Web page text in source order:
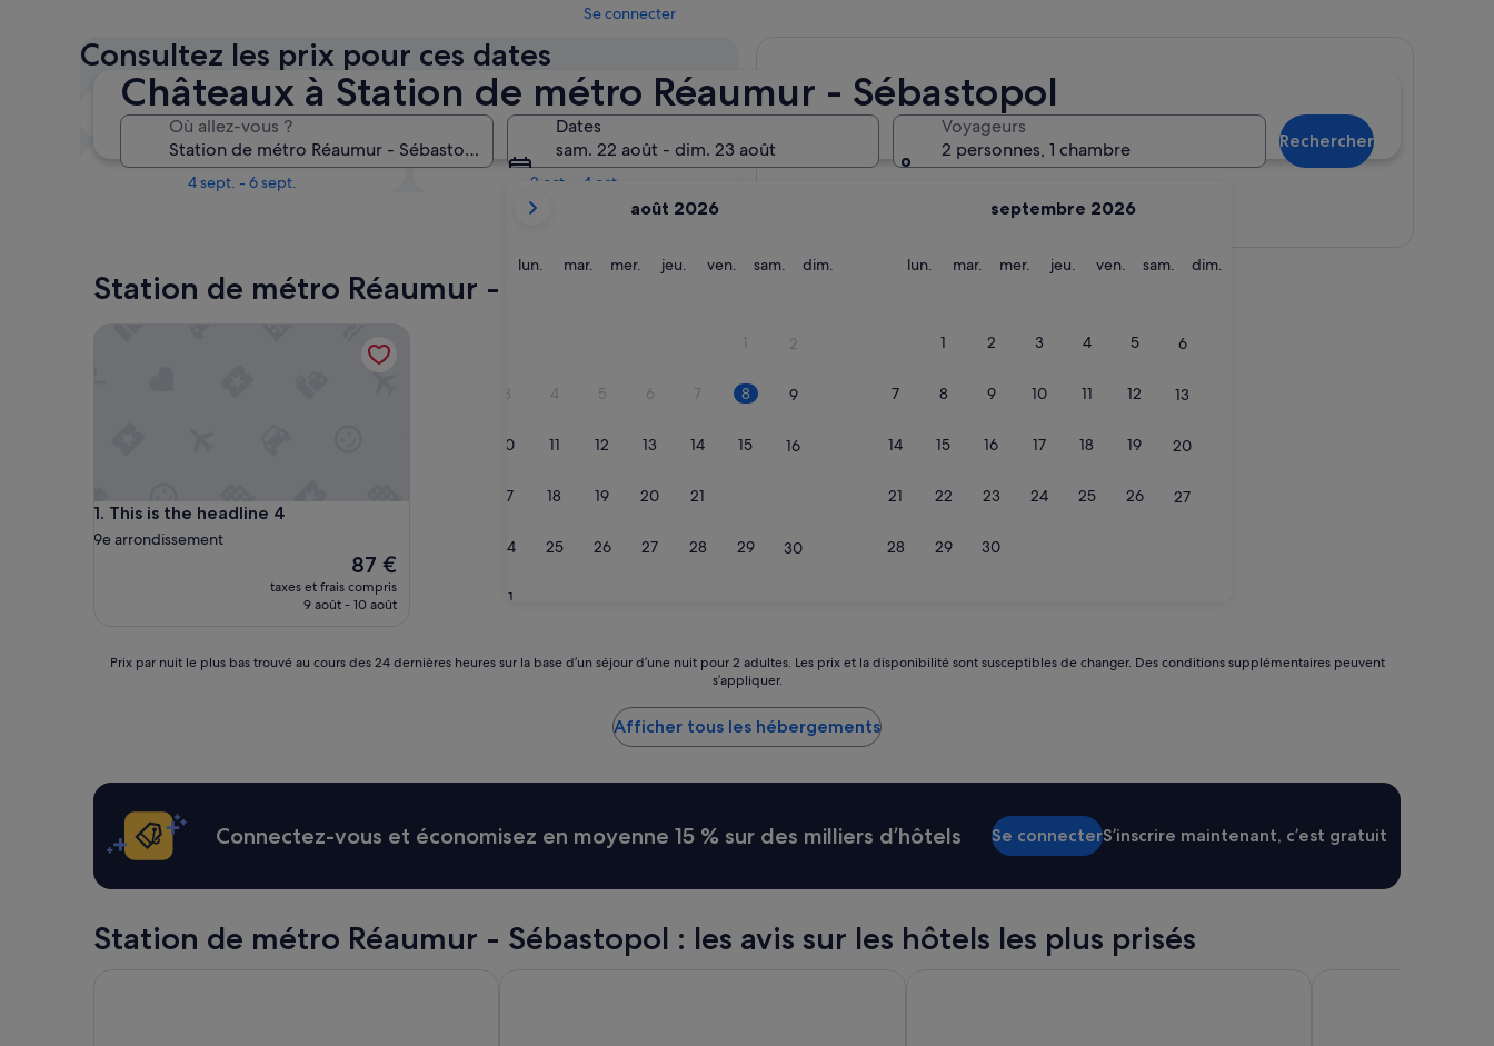
Châteaux à Station de métro Réaumur - Sébastopol
Où allez-vous ?
Dates
sam. 22 août - dim. 23 août
mois
sont
août 2026
lun. lundimar. mardi
mer. mercredi
jeu. jeudiven. vendredi
sam. samedi
dim.
1 2
3 4 5 6 7 8 9
10 11 12 13 14 15 16
17 18 19 20 21
24 25 26 27 28 29 30
31
septembre 2026
lun. lundimar. mardi
mer. mercredi
jeu. jeudiven. vendredi
sam. samedi
dim.
1 2 3 4 5 6
7 8 9 10 11 12 13
14 15 16 17 18 19 20
21 22 23 24 25 26 27
28 29 30
Voyageurs
2 personnes, 1 chambre
Rechercher
Se connecter
Consultez les prix pour ces dates
Le week-end prochain
14 août - 16 août
Dans deux semaines
21 août - 23 août
Dans un mois
4 sept. - 6 sept.
Dans deux mois
2 oct. - 4 oct.
Station de métro Réaumur - Sébastopol : les meilleurs châteaux à proximité
1. This is the headline 4
This is the headline 4
9e arrondissement
Le
nouveau
prix
87 €
87 €
taxes et frais compris
9 août - 10 août
Prix
trouvé
au
cours
des
24 dernières
heures
la
base
Prix par nuit le plus bas trouvé au cours des 24 dernières heures sur la base d’un séjour d’une nuit pour 2 adultes. Les prix et la disponibilité sont susceptibles de changer. Des conditions supplémentaires peuvent
s’appliquer.
Afficher tous les hébergements
Connectez-vous et économisez en moyenne 15 % sur des milliers d’hôtels Se connecterS’inscrire maintenant, c’est gratuit
Station de métro Réaumur - Sébastopol : les avis sur les hôtels les plus prisés